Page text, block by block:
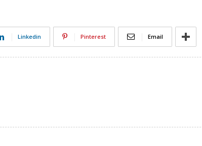
Linkedin Pinterest Email